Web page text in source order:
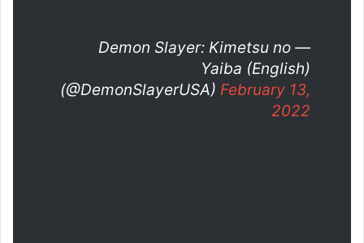
— Demon Slayer: Kimetsu no
Yaiba (English)
(@DemonSlayerUSA) February 13,
2022